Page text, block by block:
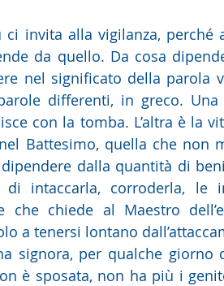
invita alla vigilanza, perché
da quello. Da cosa
nel significato della parola
differenti, in greco.
con la tomba. L’altra è la
Battesimo, quella che non
dalla quantità di
intaccarla, corroderla, le
chiede al Maestro
a tenersi lontano
signora, per qualche
è sposata, non ha più i